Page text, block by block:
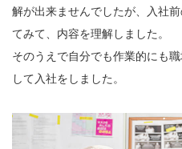
解が出来ませんでしたが、入社
てみて、内容を理解しました。
そのうえで自分でも作業的にも
して入社をしました。